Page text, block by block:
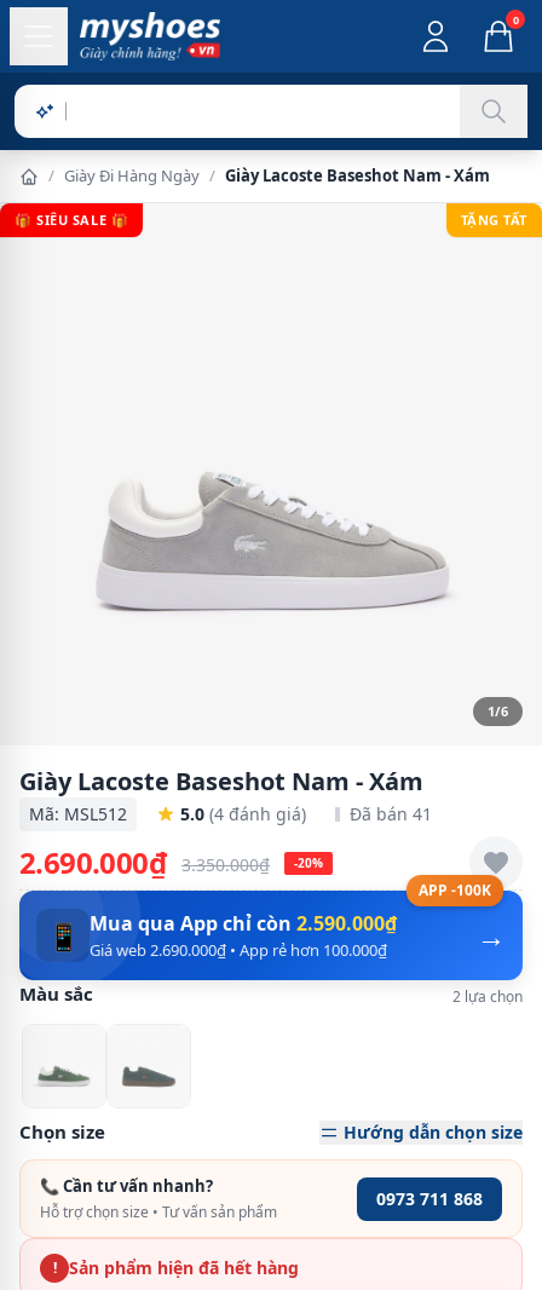
0
Sản phẩm ch
/ Giày Đi Hàng Ngày / Giày Lacoste Baseshot Nam - Xám
🎁 SIÊU SALE 🎁 TẶNG TẤT
1/6
Giày Lacoste Baseshot Nam - Xám
Mã: MSL512 5.0 (4 đánh giá) Đã bán 41
2.690.000₫ 3.350.000₫ -20%
APP -100K
→
📱 Mua qua App chỉ còn 2.590.000₫
Giá web 2.690.000₫ • App rẻ hơn 100.000₫
Màu sắc 2 lựa chọn
Chọn size Hướng dẫn chọn size
📞 Cần tư vấn nhanh?
Hỗ trợ chọn size • Tư vấn sản phẩm
0973 711 868
! Sản phẩm hiện đã hết hàng